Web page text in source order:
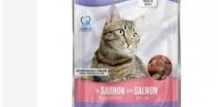
MOT DE PASSE PERDU ?